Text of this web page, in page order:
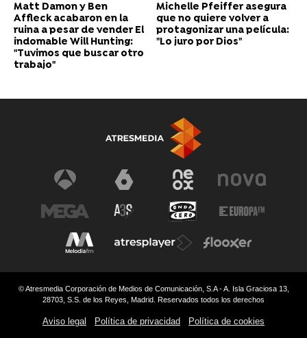
Matt Damon y Ben
Affleck acabaron en la
ruina a pesar de vender El
indomable Will Hunting:
"Tuvimos que buscar otro
trabajo"
Michelle Pfeiffer asegura
que no quiere volver a
protagonizar una película:
"Lo juro por Dios"
© Atresmedia Corporación de Medios de Comunicación, S.A - A. Isla Graciosa 13,
28703, S.S. de los Reyes, Madrid. Reservados todos los derechos
Aviso legal Política de privacidad Política de cookies